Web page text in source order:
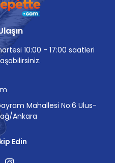
10:00 - 17:00 saatleri
Mahallesi No:6 Ulus-
Ankara
Edin